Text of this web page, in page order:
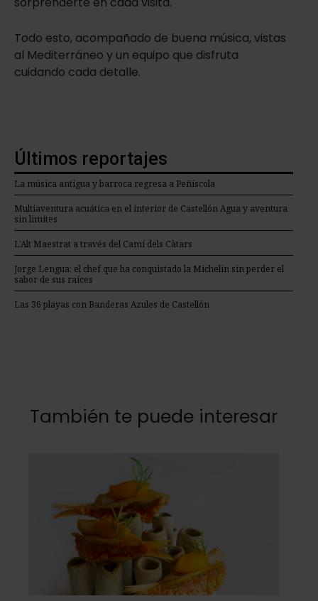
Todo esto, acompañado de buena música, vistas
al Mediterráneo y un equipo que disfruta
cuidando cada detalle.
Últimos reportajes
La música antigua y barroca regresa a Peñíscola
Multiaventura acuática en el interior de Castellón Agua y aventura
sin limites
L’Alt Maestrat a través del Camí dels Càtars
Jorge Lengua: el chef que ha conquistado la Michelin sin perder el
sabor de sus raíces
Las 36 playas con Banderas Azules de Castellón
También te puede interesar